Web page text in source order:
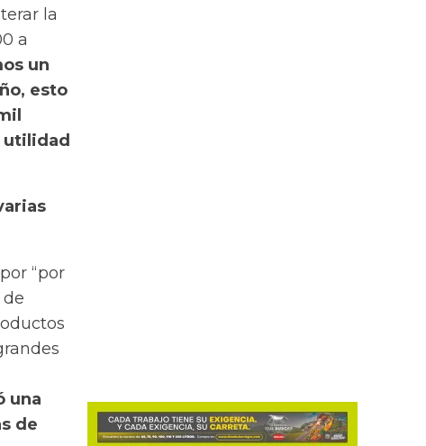
la
a
un
esto
utilidad
“por
una
de